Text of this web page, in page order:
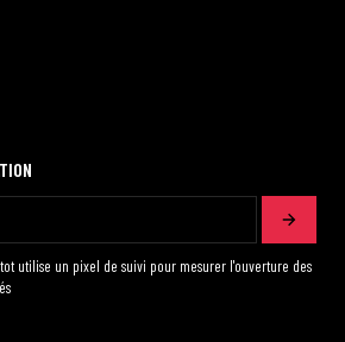
utilise un pixel de suivi pour mesurer l'ouverture des